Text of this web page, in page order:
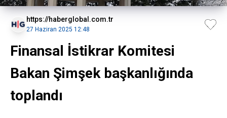
https://haberglobal.com.tr
27 Haziran 2025 12:48
Finansal İstikrar Komitesi
Bakan Şimşek başkanlığında
toplandı